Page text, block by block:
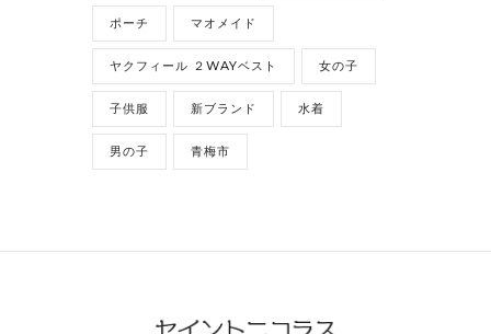
ポーチ マオメイド
ヤクフィール ２WAYベスト 女の子
子供服 新ブランド 水着
男の子 青梅市